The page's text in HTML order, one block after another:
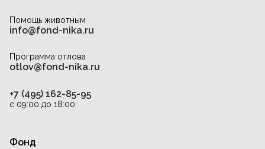
Помощь животным
info@fond-nika.ru
Программа отлова
otlov@fond-nika.ru
+7 (495) 162-85-95
с 09:00 до 18:00
Фонд